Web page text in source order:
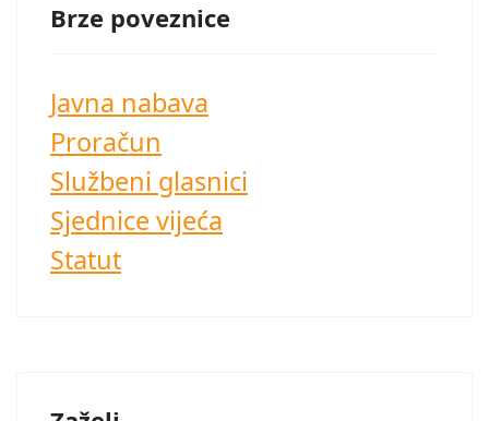
Brze poveznice
Javna nabava
Proračun
Službeni glasnici
Sjednice vijeća
Statut